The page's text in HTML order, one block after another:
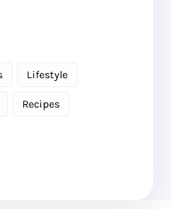
Lifestyle
Recipes